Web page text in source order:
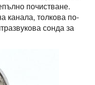
почистване.
канала, толкова по-
сонда за